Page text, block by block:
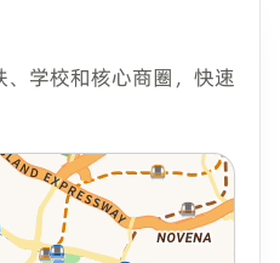
学校和核心商圈，快速